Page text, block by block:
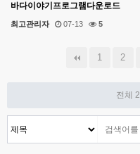
바다이야기프로그램다운로드
최고관리자 07-13 5
1 2
전체